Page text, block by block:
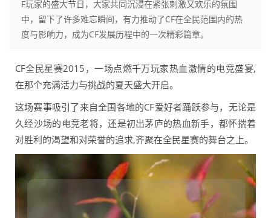
F玩家的盛大节日，大家共同沉浸在紧张刺激又欢乐的氛围
中，留下了许多难忘瞬间，有力推动了CF在全民范围内的热
度与影响力，成为CF发展历程中的一次精彩篇章。
CF全民星赛2015，一场点燃千万玩家热血激情的电竞盛宴,
在那个充满活力与挑战的夏天盛大开启。
这场赛事吸引了来自全国各地的CF爱好者踊跃参与，无论是
久经沙场的电竞老将，还是初出茅庐的热血新手，都怀揣着
对胜利的渴望和对荣誉的追求,齐聚在全民星赛的舞台之上。